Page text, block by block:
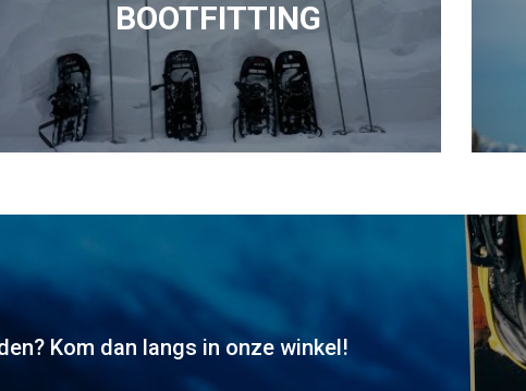
BOOTFITTING
Kom dan langs in onze winkel!